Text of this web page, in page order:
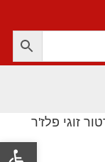
זוגי פלז'ר
פתח